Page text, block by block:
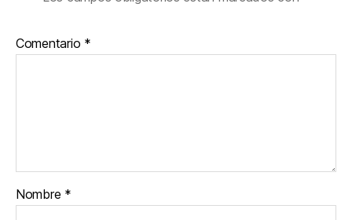
Comentario *
Nombre *